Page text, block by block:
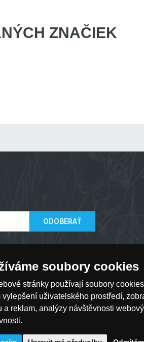
ZNAČIEK
ODOBERAŤ
soubory cookies
stránky používají soubory
vylepšení uživatelského prostředí,
a reklam, analýzy návštěvnosti